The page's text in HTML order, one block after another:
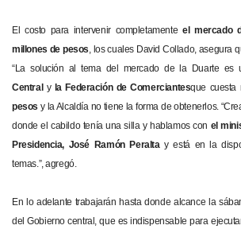
El costo para intervenir completamente el mercado
millones de pesos , los cuales David Collado, asegura
“La solución al tema del mercado de la Duarte es
Central y la Federación de Comerciantesque cuesta
pesos y la Alcaldía no tiene la forma de obtenerlos.
donde el cabildo tenía una silla y hablamos con el
Presidencia, José Ramón Peralta y está en la
temas.”, agregó.
En lo adelante trabajarán hasta donde alcance la
del Gobierno central, que es indispensable para